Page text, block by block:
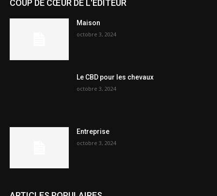
COUP DE CŒUR DE L'ÉDITEUR
Maison
octobre 3, 2024
Le CBD pour les chevaux
octobre 3, 2024
Entreprise
octobre 3, 2024